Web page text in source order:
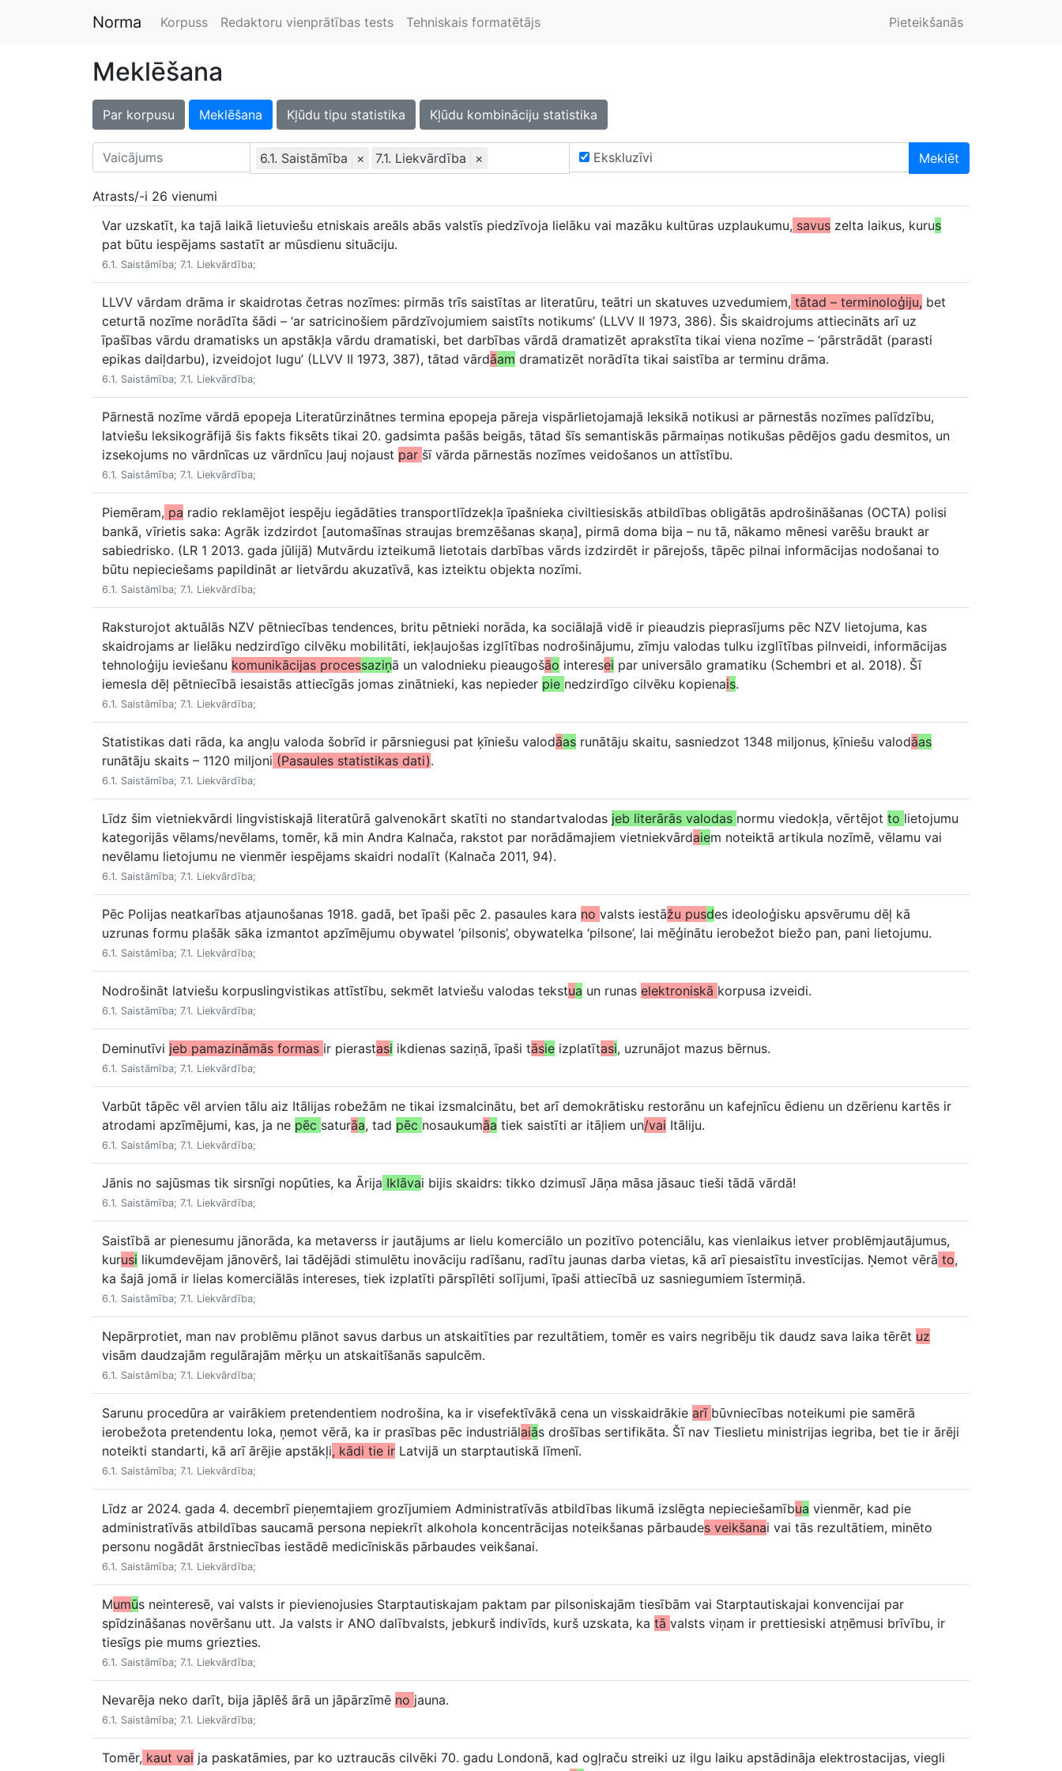
Norma Korpuss Redaktoru vienprātības tests Tehniskais formatētājs Pieteikšanās
Meklēšana
Par korpusu Meklēšana Kļūdu tipu statistika Kļūdu kombināciju statistika
6.1. Saistāmība × 7.1. Liekvārdība × Ekskluzīvi Meklēt
Atrasts/-i 26 vienumi
Var uzskatīt, ka tajā laikā lietuviešu etniskais areāls abās valstīs piedzīvoja lielāku vai mazāku kultūras uzplaukumu, savus zelta laikus, kurus
pat būtu iespējams sastatīt ar mūsdienu situāciju.
6.1. Saistāmība; 7.1. Liekvārdība;
LLVV vārdam drāma ir skaidrotas četras nozīmes: pirmās trīs saistītas ar literatūru, teātri un skatuves uzvedumiem, tātad – terminoloģiju, bet
ceturtā nozīme norādīta šādi – ‘ar satricinošiem pārdzīvojumiem saistīts notikums’ (LLVV II 1973, 386). Šis skaidrojums attiecināts arī uz
īpašības vārdu dramatisks un apstākļa vārdu dramatiski, bet darbības vārdā dramatizēt aprakstīta tikai viena nozīme – ‘pārstrādāt (parasti
epikas daiļdarbu), izveidojot lugu’ (LLVV II 1973, 387), tātad vārdāam dramatizēt norādīta tikai saistība ar terminu drāma.
6.1. Saistāmība; 7.1. Liekvārdība;
Pārnestā nozīme vārdā epopeja Literatūrzinātnes termina epopeja pāreja vispārlietojamajā leksikā notikusi ar pārnestās nozīmes palīdzību,
latviešu leksikogrāfijā šis fakts fiksēts tikai 20. gadsimta pašās beigās, tātad šīs semantiskās pārmaiņas notikušas pēdējos gadu desmitos, un
izsekojums no vārdnīcas uz vārdnīcu ļauj nojaust par šī vārda pārnestās nozīmes veidošanos un attīstību.
6.1. Saistāmība; 7.1. Liekvārdība;
Piemēram, pa radio reklamējot iespēju iegādāties transportlīdzekļa īpašnieka civiltiesiskās atbildības obligātās apdrošināšanas (OCTA) polisi
bankā, vīrietis saka: Agrāk izdzirdot [automašīnas straujas bremzēšanas skaņa], pirmā doma bija – nu tā, nākamo mēnesi varēšu braukt ar
sabiedrisko. (LR 1 2013. gada jūlijā) Mutvārdu izteikumā lietotais darbības vārds izdzirdēt ir pārejošs, tāpēc pilnai informācijas nodošanai to
būtu nepieciešams papildināt ar lietvārdu akuzatīvā, kas izteiktu objekta nozīmi.
6.1. Saistāmība; 7.1. Liekvārdība;
Raksturojot aktuālās NZV pētniecības tendences, britu pētnieki norāda, ka sociālajā vidē ir pieaudzis pieprasījums pēc NZV lietojuma, kas
skaidrojams ar lielāku nedzirdīgo cilvēku mobilitāti, iekļaujošas izglītības nodrošinājumu, zīmju valodas tulku izglītības pilnveidi, informācijas
tehnoloģiju ieviešanu komunikācijas processaziņā un valodnieku pieaugošāo interesei par universālo gramatiku (Schembri et al. 2018). Šī
iemesla dēļ pētniecībā iesaistās attiecīgās jomas zinātnieki, kas nepieder pie nedzirdīgo cilvēku kopienais.
6.1. Saistāmība; 7.1. Liekvārdība;
Statistikas dati rāda, ka angļu valoda šobrīd ir pārsniegusi pat ķīniešu valodāas runātāju skaitu, sasniedzot 1348 miljonus, ķīniešu valodāas
runātāju skaits – 1120 miljoni (Pasaules statistikas dati).
6.1. Saistāmība; 7.1. Liekvārdība;
Līdz šim vietniekvārdi lingvistiskajā literatūrā galvenokārt skatīti no standartvalodas jeb literārās valodas normu viedokļa, vērtējot to lietojumu
kategorijās vēlams/nevēlams, tomēr, kā min Andra Kalnača, rakstot par norādāmajiem vietniekvārdaiem noteiktā artikula nozīmē, vēlamu vai
nevēlamu lietojumu ne vienmēr iespējams skaidri nodalīt (Kalnača 2011, 94).
6.1. Saistāmība; 7.1. Liekvārdība;
Pēc Polijas neatkarības atjaunošanas 1918. gadā, bet īpaši pēc 2. pasaules kara no valsts iestāžu pusdes ideoloģisku apsvērumu dēļ kā
uzrunas formu plašāk sāka izmantot apzīmējumu obywatel ‘pilsonis’, obywatelka ‘pilsone’, lai mēģinātu ierobežot biežo pan, pani lietojumu.
6.1. Saistāmība; 7.1. Liekvārdība;
Nodrošināt latviešu korpuslingvistikas attīstību, sekmēt latviešu valodas tekstua un runas elektroniskā korpusa izveidi.
6.1. Saistāmība; 7.1. Liekvārdība;
Deminutīvi jeb pamazināmās formas ir pierastasi ikdienas saziņā, īpaši tāsie izplatītasi, uzrunājot mazus bērnus.
6.1. Saistāmība; 7.1. Liekvārdība;
Varbūt tāpēc vēl arvien tālu aiz Itālijas robežām ne tikai izsmalcinātu, bet arī demokrātisku restorānu un kafejnīcu ēdienu un dzērienu kartēs ir
atrodami apzīmējumi, kas, ja ne pēc saturāa, tad pēc nosaukumāa tiek saistīti ar itāļiem un/vai Itāliju.
6.1. Saistāmība; 7.1. Liekvārdība;
Jānis no sajūsmas tik sirsnīgi nopūties, ka Ārija Iklāvai bijis skaidrs: tikko dzimusī Jāņa māsa jāsauc tieši tādā vārdā!
6.1. Saistāmība; 7.1. Liekvārdība;
Saistībā ar pienesumu jānorāda, ka metaverss ir jautājums ar lielu komerciālo un pozitīvo potenciālu, kas vienlaikus ietver problēmjautājumus,
kurusi likumdevējam jānovērš, lai tādējādi stimulētu inovāciju radīšanu, radītu jaunas darba vietas, kā arī piesaistītu investīcijas. Ņemot vērā to,
ka šajā jomā ir lielas komerciālās intereses, tiek izplatīti pārspīlēti solījumi, īpaši attiecībā uz sasniegumiem īstermiņā.
6.1. Saistāmība; 7.1. Liekvārdība;
Nepārprotiet, man nav problēmu plānot savus darbus un atskaitīties par rezultātiem, tomēr es vairs negribēju tik daudz sava laika tērēt uz
visām daudzajām regulārajām mērķu un atskaitīšanās sapulcēm.
6.1. Saistāmība; 7.1. Liekvārdība;
Sarunu procedūra ar vairākiem pretendentiem nodrošina, ka ir visefektīvākā cena un visskaidrākie arī būvniecības noteikumi pie samērā
ierobežota pretendentu loka, ņemot vērā, ka ir prasības pēc industriālaiās drošības sertifikāta. Šī nav Tieslietu ministrijas iegriba, bet tie ir ārēji
noteikti standarti, kā arī ārējie apstākļi, kādi tie ir Latvijā un starptautiskā līmenī.
6.1. Saistāmība; 7.1. Liekvārdība;
Līdz ar 2024. gada 4. decembrī pieņemtajiem grozījumiem Administratīvās atbildības likumā izslēgta nepieciešamībua vienmēr, kad pie
administratīvās atbildības saucamā persona nepiekrīt alkohola koncentrācijas noteikšanas pārbaudes veikšanai vai tās rezultātiem, minēto
personu nogādāt ārstniecības iestādē medicīniskās pārbaudes veikšanai.
6.1. Saistāmība; 7.1. Liekvārdība;
Mumūs neinteresē, vai valsts ir pievienojusies Starptautiskajam paktam par pilsoniskajām tiesībām vai Starptautiskajai konvencijai par
spīdzināšanas novēršanu utt. Ja valsts ir ANO dalībvalsts, jebkurš indivīds, kurš uzskata, ka tā valsts viņam ir prettiesiski atņēmusi brīvību, ir
tiesīgs pie mums griezties.
6.1. Saistāmība; 7.1. Liekvārdība;
Nevarēja neko darīt, bija jāplēš ārā un jāpārzīmē no jauna.
6.1. Saistāmība; 7.1. Liekvārdība;
Tomēr, kaut vai ja paskatāmies, par ko uztraucās cilvēki 70. gadu Londonā, kad ogļraču streiki uz ilgu laiku apstādināja elektrostacijas, viegli